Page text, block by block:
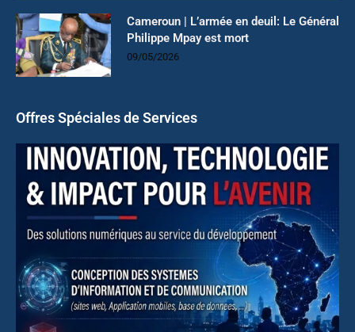
Cameroun | L’armée en deuil: Le Général
Philippe Mpay est mort
09/05/2026
Offres Spéciales de Services